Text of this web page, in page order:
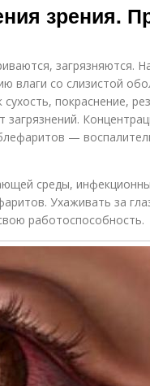
зрения.
загрязняются.
влаги со слизистой
покраснение,
—
среды,
Ухаживать за
работоспособность.